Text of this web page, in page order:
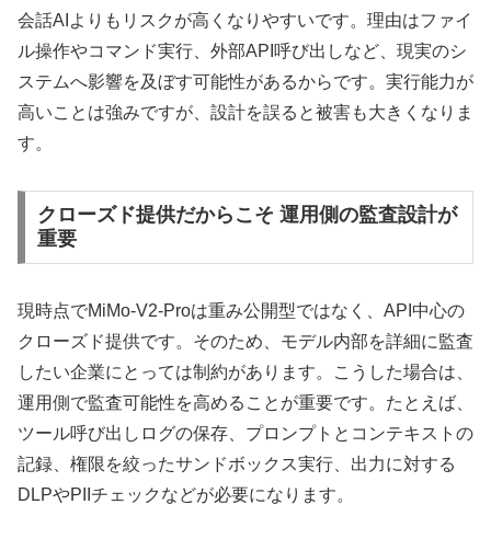
会話AIよりもリスクが高くなりやすいです。理由はファイ
ル操作やコマンド実行、外部API呼び出しなど、現実のシ
ステムへ影響を及ぼす可能性があるからです。実行能力が
高いことは強みですが、設計を誤ると被害も大きくなりま
す。
クローズド提供だからこそ 運用側の監査設計が
重要
現時点でMiMo-V2-Proは重み公開型ではなく、API中心の
クローズド提供です。そのため、モデル内部を詳細に監査
したい企業にとっては制約があります。こうした場合は、
運用側で監査可能性を高めることが重要です。たとえば、
ツール呼び出しログの保存、プロンプトとコンテキストの
記録、権限を絞ったサンドボックス実行、出力に対する
DLPやPIIチェックなどが必要になります。